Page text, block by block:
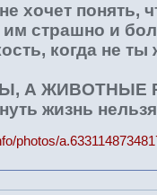
не хочет
страшно и
когда не ты
А ЖИВОТНЫЕ
жизнь
photos/